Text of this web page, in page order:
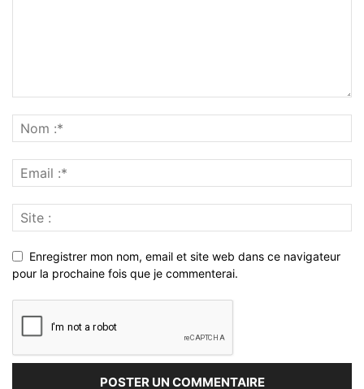
Enregistrer mon nom, email et site web dans ce navigateur
pour la prochaine fois que je commenterai.